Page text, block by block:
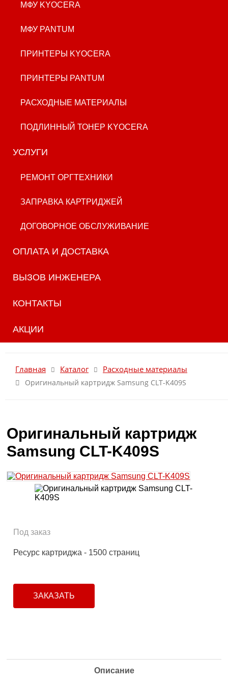
МФУ KYOCERA
МФУ PANTUM
ПРИНТЕРЫ KYOCERA
ПРИНТЕРЫ PANTUM
РАСХОДНЫЕ МАТЕРИАЛЫ
ПОДЛИННЫЙ ТОНЕР KYOCERA
УСЛУГИ
РЕМОНТ ОРГТЕХНИКИ
ЗАПРАВКА КАРТРИДЖЕЙ
ДОГОВОРНОЕ ОБСЛУЖИВАНИЕ
ОПЛАТА И ДОСТАВКА
ВЫЗОВ ИНЖЕНЕРА
КОНТАКТЫ
АКЦИИ
Главная Каталог Расходные материалы
Оригинальный картридж Samsung CLT-K409S
Оригинальный картридж
Samsung CLT-K409S
Под заказ
Ресурс картриджа - 1500 страниц
ЗАКАЗАТЬ
Описание